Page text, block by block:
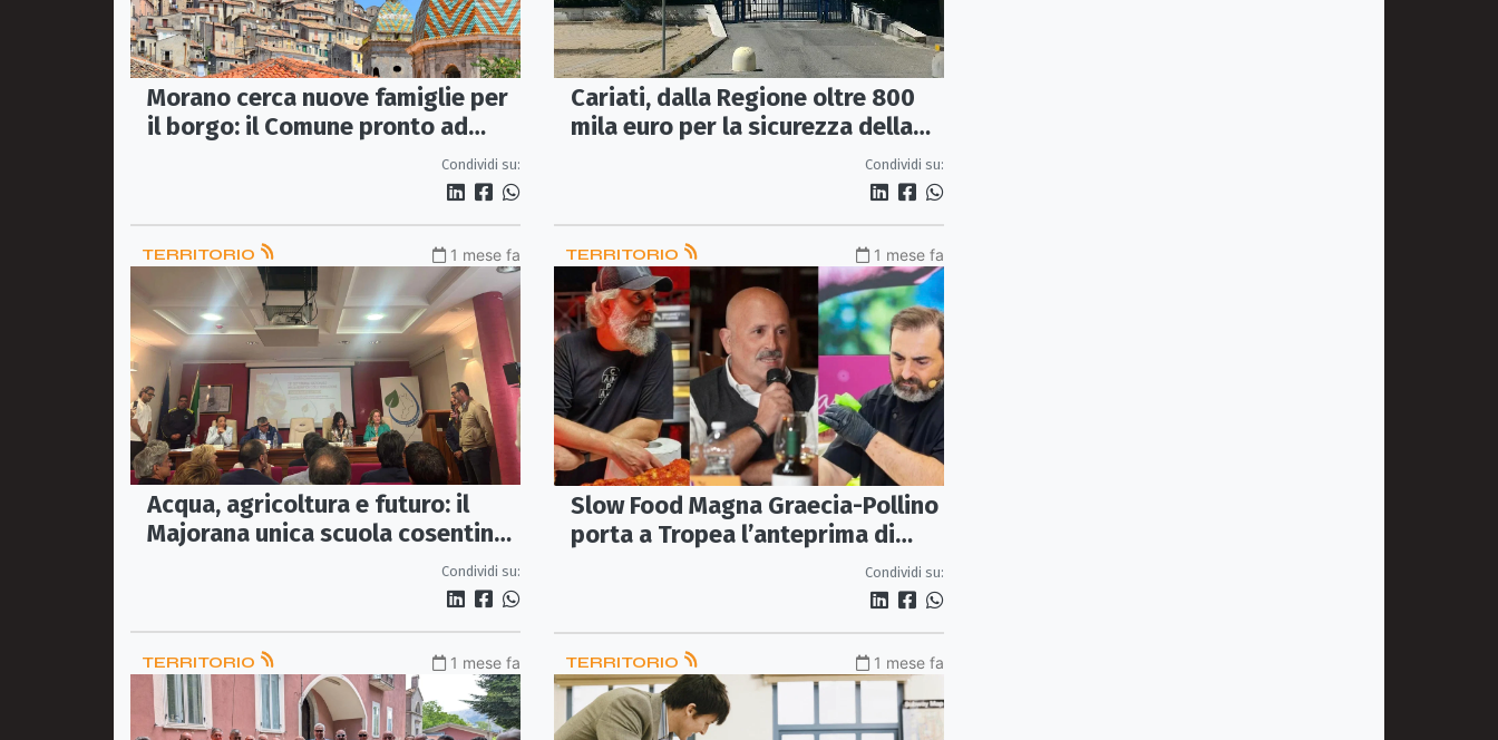
Morano cerca nuove famiglie per
il borgo: il Comune pronto ad
Condividi su:
Cariati, dalla Regione oltre 800
mila euro per la sicurezza della
Condividi su:
TERRITORIO 1 mese fa
Acqua, agricoltura e futuro: il
Majorana unica scuola cosentina
scelta dal Consorzio di Bonifica
Condividi su:
TERRITORIO 1 mese fa
Slow Food Magna Graecia-Pollino
porta a Tropea l’anteprima di
Condividi su:
TERRITORIO 1 mese fa TERRITORIO 1 mese fa